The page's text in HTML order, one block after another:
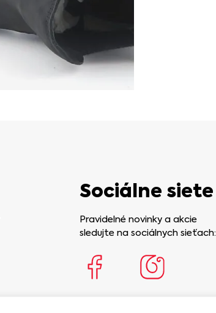
Sociálne siete
Pravidelné novinky a akcie
sledujte na sociálnych sieťach: